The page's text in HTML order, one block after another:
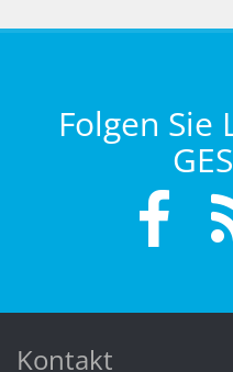
Folgen Sie
Kontakt